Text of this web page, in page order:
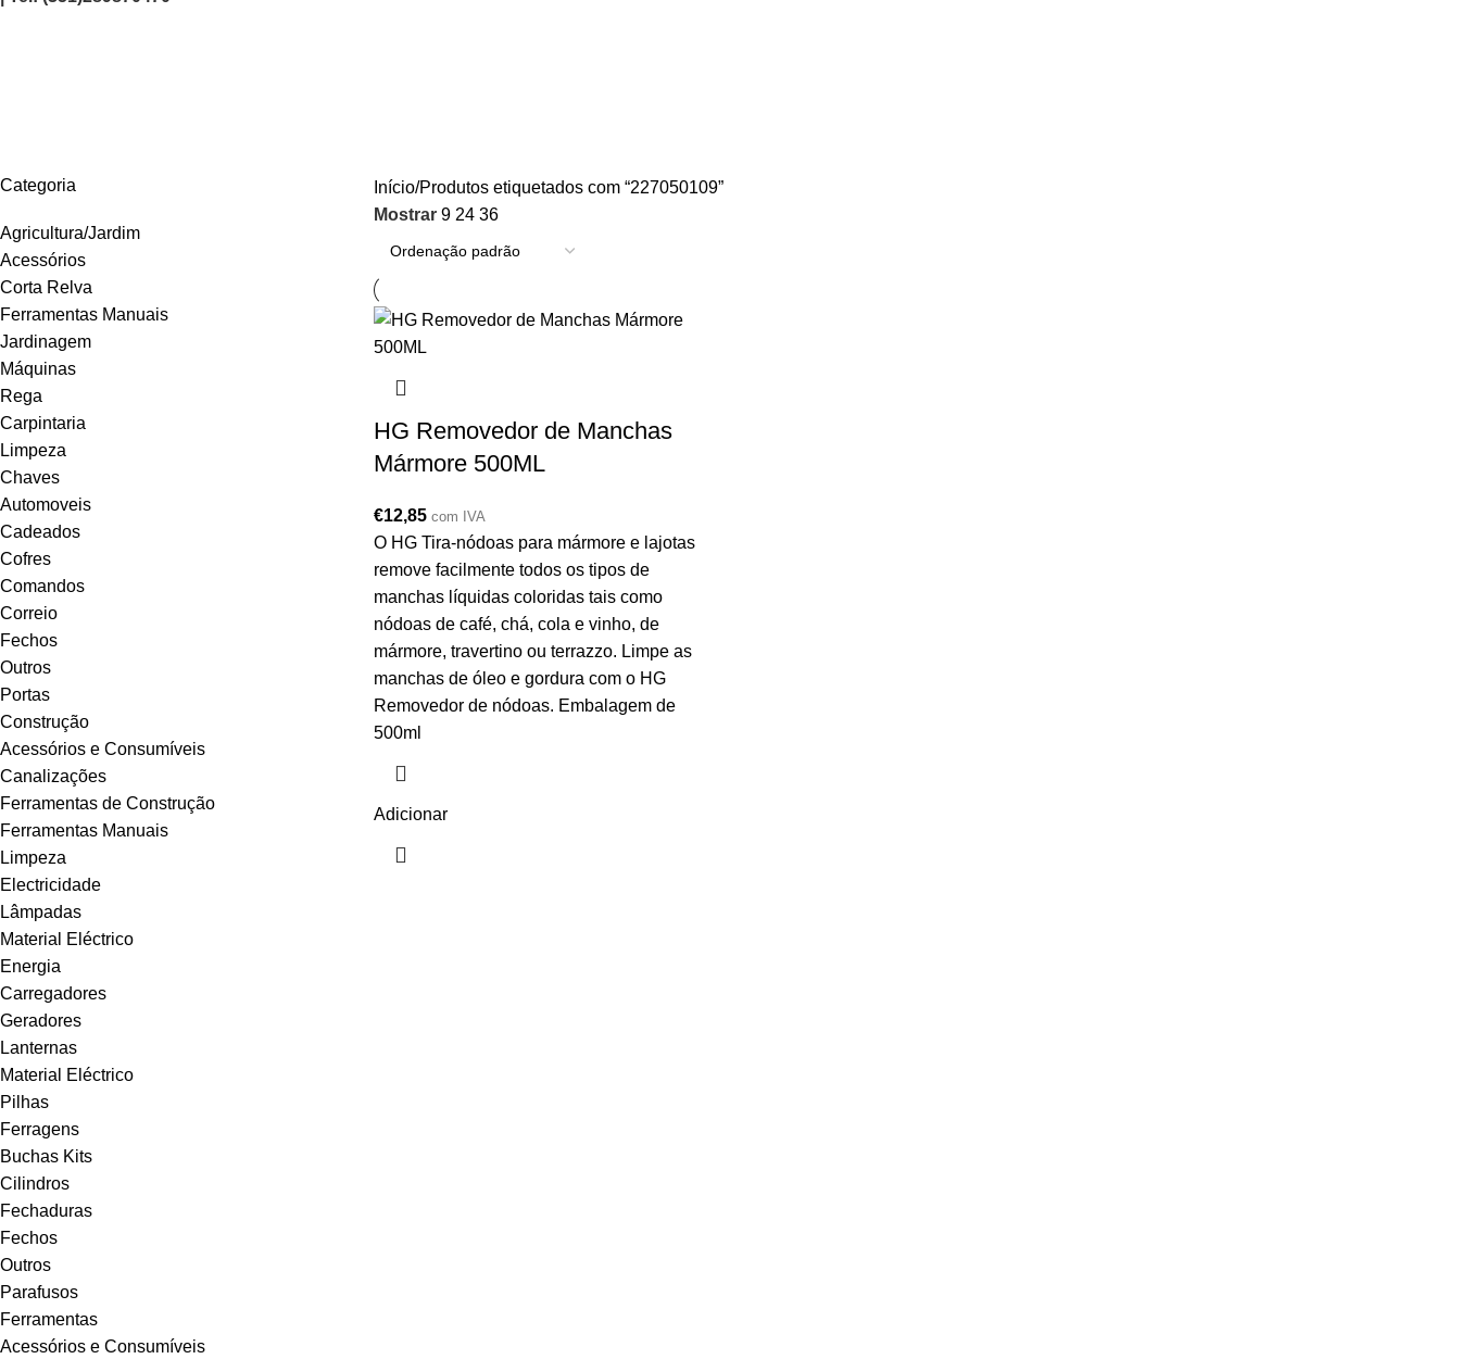
Categoria
Agricultura/Jardim
Acessórios
Corta Relva
Ferramentas Manuais
Jardinagem
Máquinas
Rega
Carpintaria
Limpeza
Chaves
Automoveis
Cadeados
Cofres
Comandos
Correio
Fechos
Outros
Portas
Construção
Acessórios e Consumíveis
Canalizações
Ferramentas de Construção
Ferramentas Manuais
Limpeza
Electricidade
Lâmpadas
Material Eléctrico
Energia
Carregadores
Geradores
Lanternas
Material Eléctrico
Pilhas
Ferragens
Buchas Kits
Cilindros
Fechaduras
Fechos
Outros
Parafusos
Ferramentas
Acessórios e Consumíveis
Início Produtos etiquetados com “227050109”
Mostrar 9 24 36
HG Removedor de Manchas
Mármore 500ML
€12,85 com IVA
O HG Tira-nódoas para mármore e lajotas
remove facilmente todos os tipos de
manchas líquidas coloridas tais como
nódoas de café, chá, cola e vinho, de
mármore, travertino ou terrazzo. Limpe as
manchas de óleo e gordura com o HG
Removedor de nódoas. Embalagem de
500ml
Adicionar